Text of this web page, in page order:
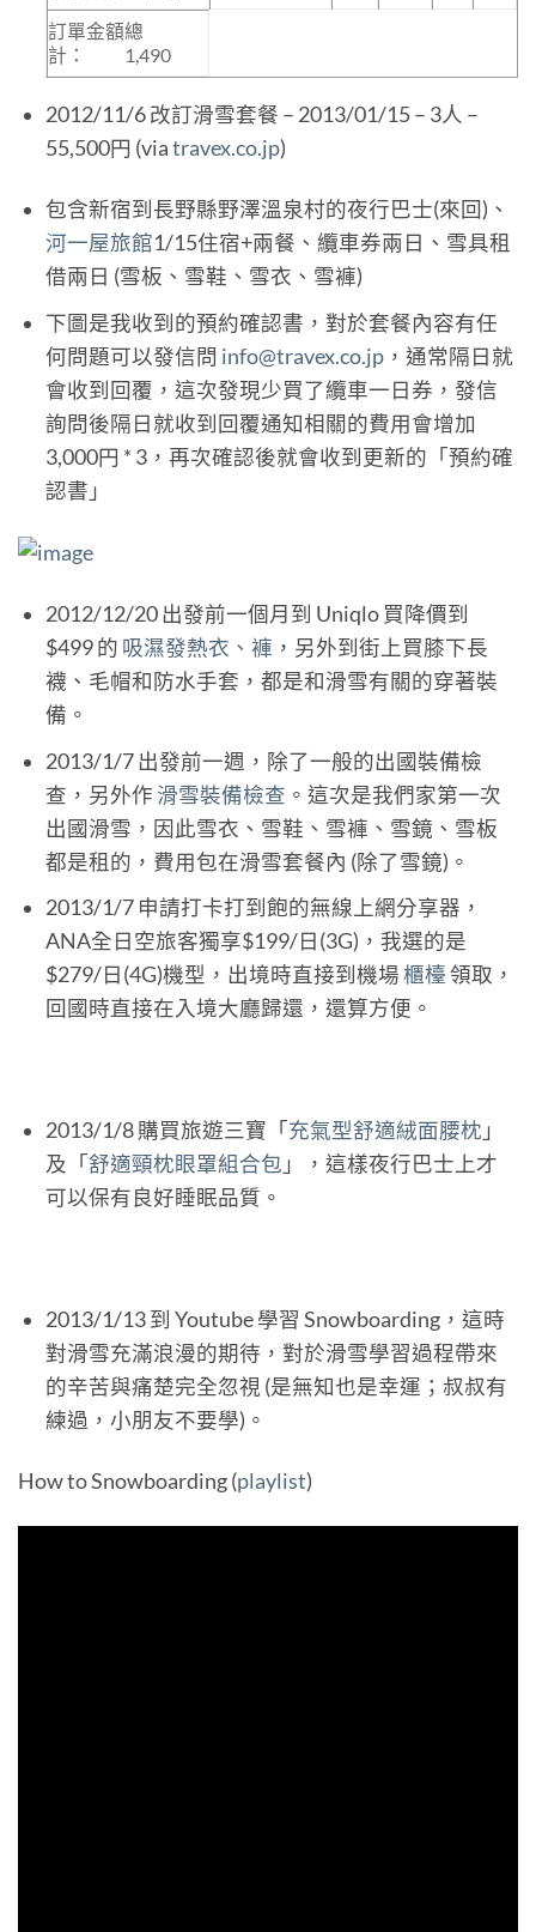
訂單金額總
計： 1,490
2012/11/6 改訂滑雪套餐 – 2013/01/15 – 3人 –
55,500円 (viatravex.co.jp)
包含新宿到長野縣野澤溫泉村的夜行巴士(來回)、
河一屋旅館1/15住宿+兩餐、纜車券兩日、雪具租
借兩日 (雪板、雪鞋、雪衣、雪褲)
下圖是我收到的預約確認書，對於套餐內容有任
何問題可以發信問 info@travex.co.jp，通常隔日就
會收到回覆，這次發現少買了纜車一日券，發信
詢問後隔日就收到回覆通知相關的費用會增加
3,000円 * 3，再次確認後就會收到更新的「預約確
認書」
2012/12/20 出發前一個月到 Uniqlo 買降價到
$499 的 吸濕發熱衣、褲 ，另外到街上買膝下長
襪、毛帽和防水手套，都是和滑雪有關的穿著裝
備。
2013/1/7 出發前一週，除了一般的出國裝備檢
查，另外作 滑雪裝備檢查 。這次是我們家第一次
出國滑雪，因此雪衣、雪鞋、雪褲、雪鏡、雪板
都是租的，費用包在滑雪套餐內 (除了雪鏡)。
2013/1/7 申請打卡打到飽的無線上網分享器，
ANA全日空旅客獨享$199/日(3G)，我選的是
$279/日(4G)機型，出境時直接到機場櫃檯領取，
回國時直接在入境大廳歸還，還算方便。
2013/1/8 購買旅遊三寶「充氣型舒適絨面腰枕 」
及「舒適頸枕眼罩組合包 」，這樣夜行巴士上才
可以保有良好睡眠品質。
2013/1/13 到 Youtube 學習 Snowboarding，這時
對滑雪充滿浪漫的期待，對於滑雪學習過程帶來
的辛苦與痛楚完全忽視 (是無知也是幸運；叔叔有
練過，小朋友不要學)。
How to Snowboarding (playlist)